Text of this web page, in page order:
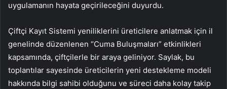
uygulamanın hayata geçirileceğini duyurdu.
Çiftçi Kayıt Sistemi yeniliklerini üreticilere anlatmak için il
genelinde düzenlenen “Cuma Buluşmaları” etkinlikleri
kapsamında, çiftçilerle bir araya geliniyor. Saylak, bu
toplantılar sayesinde üreticilerin yeni destekleme modeli
hakkında bilgi sahibi olduğunu ve süreci daha kolay takip